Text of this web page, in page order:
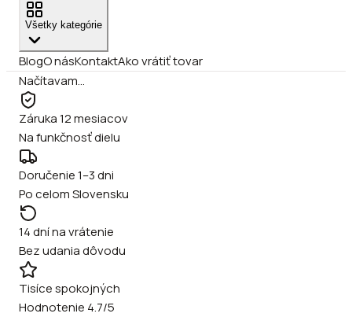
Všetky kategórie
BlogO násKontaktAko vrátiť tovar
Načítavam…
Záruka 12 mesiacov
Na funkčnosť dielu
Doručenie 1–3 dni
Po celom Slovensku
14 dní na vrátenie
Bez udania dôvodu
Tisíce spokojných
Hodnotenie 4.7/5